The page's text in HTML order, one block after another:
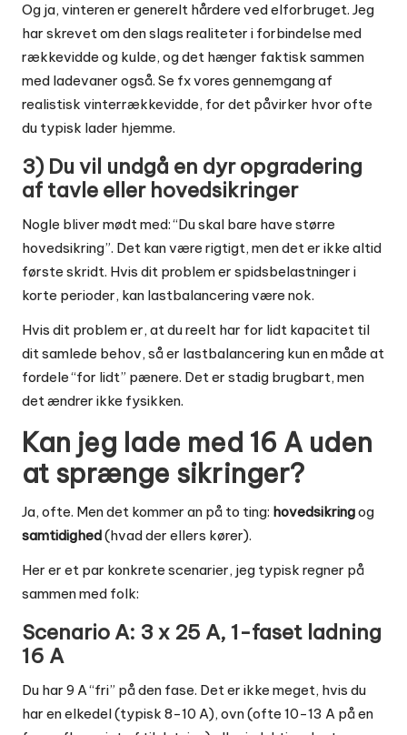
Og ja, vinteren er generelt hårdere ved elforbruget. Jeg
har skrevet om den slags realiteter i forbindelse med
rækkevidde og kulde, og det hænger faktisk sammen
med ladevaner også. Se fx vores gennemgang af
realistisk vinterrækkevidde, for det påvirker hvor ofte
du typisk lader hjemme.
3) Du vil undgå en dyr opgradering
af tavle eller hovedsikringer
Nogle bliver mødt med: “Du skal bare have større
hovedsikring”. Det kan være rigtigt, men det er ikke altid
første skridt. Hvis dit problem er spidsbelastninger i
korte perioder, kan lastbalancering være nok.
Hvis dit problem er, at du reelt har for lidt kapacitet til
dit samlede behov, så er lastbalancering kun en måde at
fordele “for lidt” pænere. Det er stadig brugbart, men
det ændrer ikke fysikken.
Kan jeg lade med 16 A uden
at sprænge sikringer?
Ja, ofte. Men det kommer an på to ting: hovedsikringog
samtidighed(hvad der ellers kører).
Her er et par konkrete scenarier, jeg typisk regner på
sammen med folk:
Scenario A: 3 x 25 A, 1-faset ladning
16 A
Du har 9 A “fri” på den fase. Det er ikke meget, hvis du
har en elkedel (typisk 8-10 A), ovn (ofte 10-13 A på en